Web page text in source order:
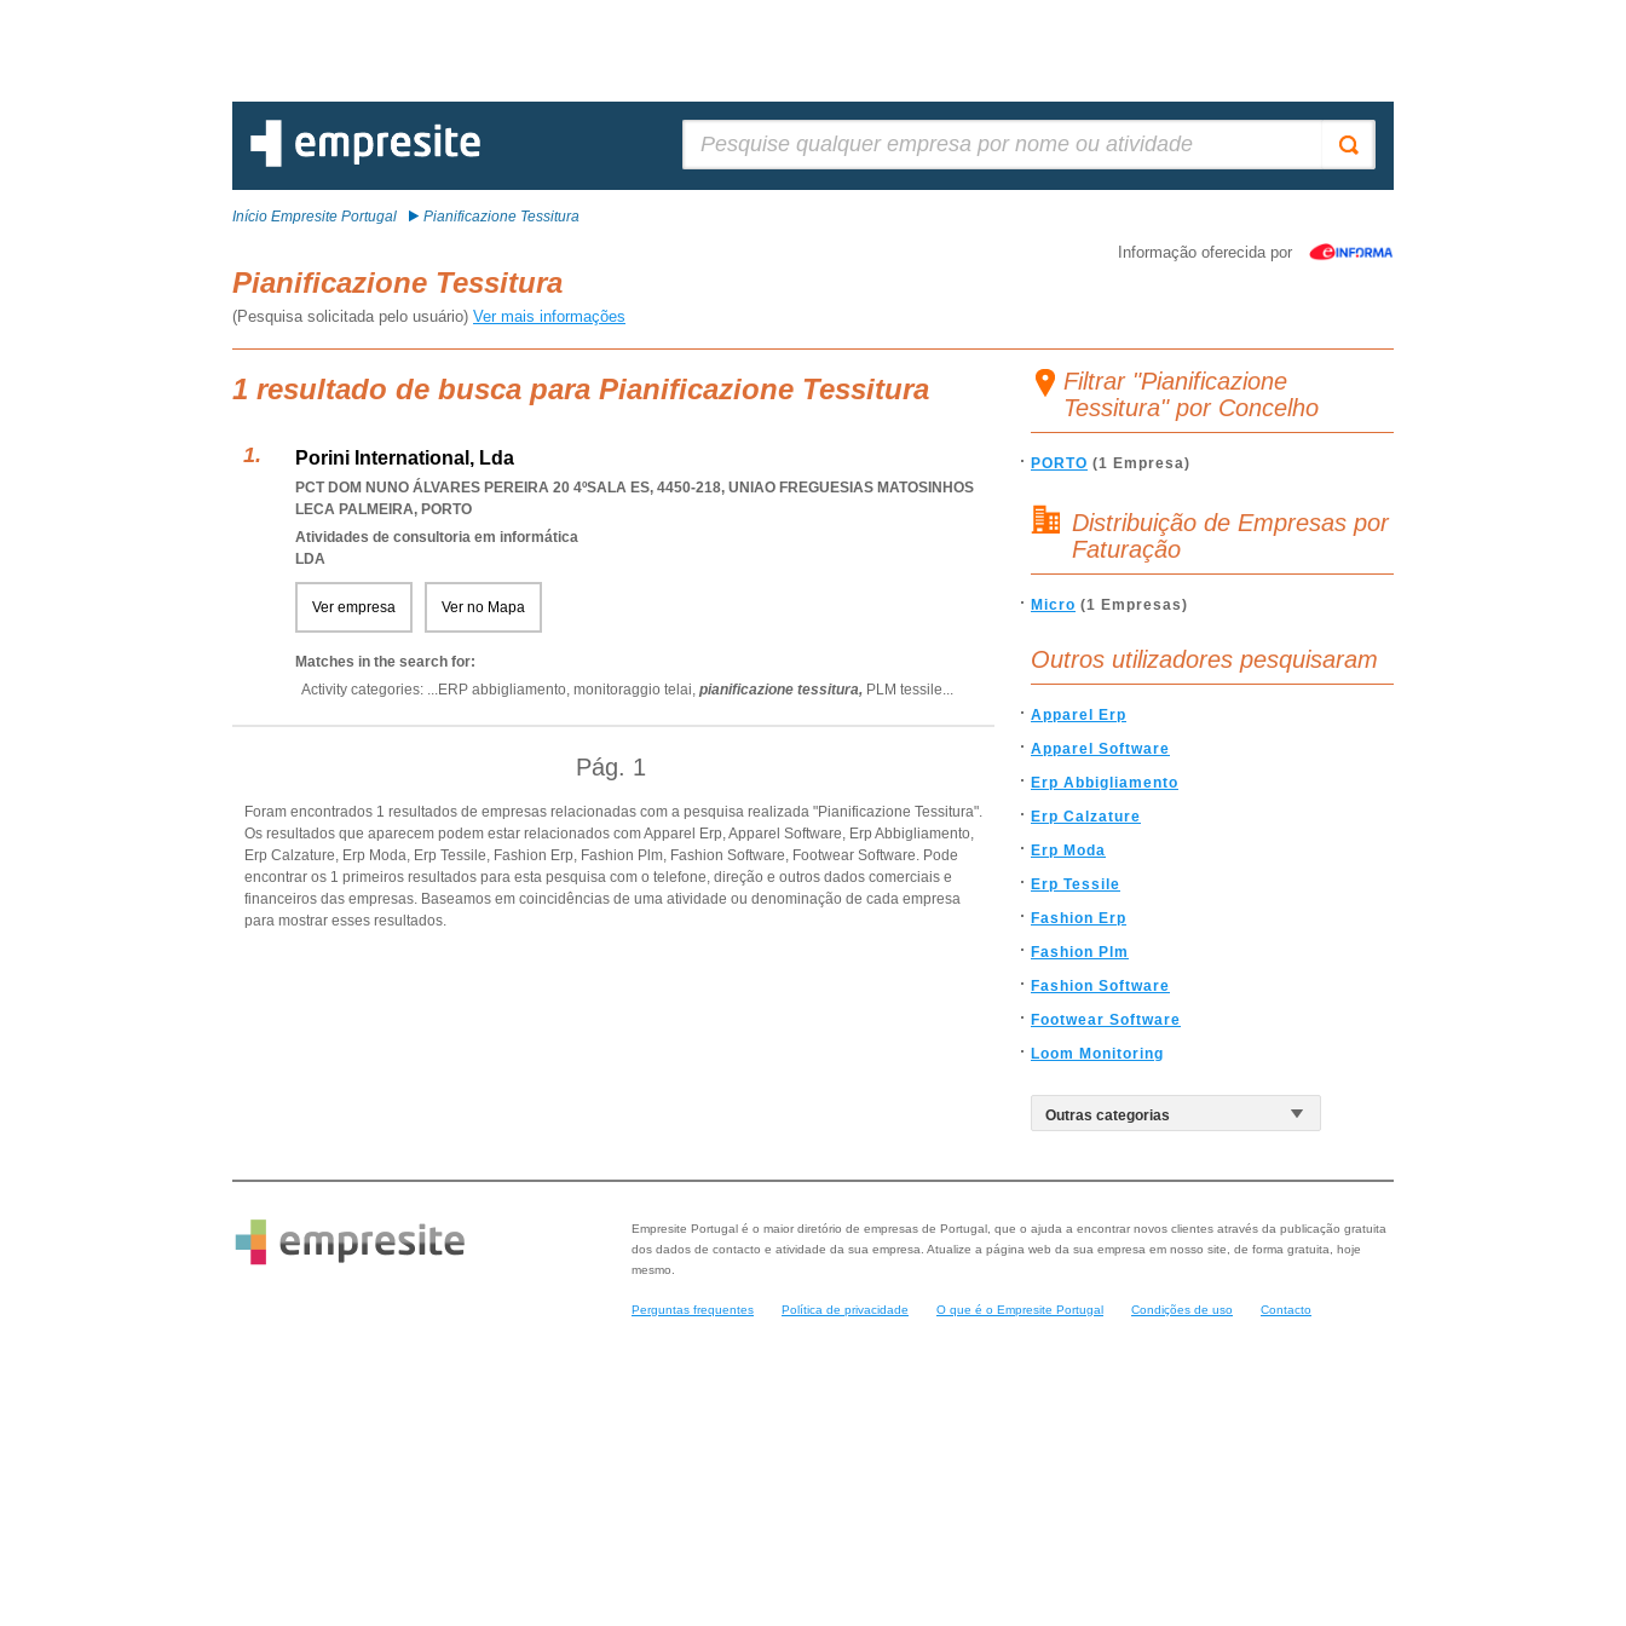
Início Empresite Portugal Pianificazione Tessitura
Informação oferecida por
Pianificazione Tessitura
(Pesquisa solicitada pelo usuário) Ver mais informações
1 resultado de busca para Pianificazione Tessitura
Porini International, Lda
PCT DOM NUNO ÁLVARES PEREIRA 20 4ºSALA ES, 4450-218, UNIAO FREGUESIAS MATOSINHOS
LECA PALMEIRA, PORTO
Atividades de consultoria em informática
LDA
Ver empresa Ver no Mapa
Matches in the search for:
Activity categories: ...ERP abbigliamento, monitoraggio telai, pianificazione tessitura, PLM tessile...
Pág. 1
Foram encontrados 1 resultados de empresas relacionadas com a pesquisa realizada "Pianificazione Tessitura".
Os resultados que aparecem podem estar relacionados com Apparel Erp, Apparel Software, Erp Abbigliamento,
Erp Calzature, Erp Moda, Erp Tessile, Fashion Erp, Fashion Plm, Fashion Software, Footwear Software. Pode
encontrar os 1 primeiros resultados para esta pesquisa com o telefone, direção e outros dados comerciais e
financeiros das empresas. Baseamos em coincidências de uma atividade ou denominação de cada empresa
para mostrar esses resultados.
Filtrar "Pianificazione
Tessitura" por Concelho
PORTO (1 Empresa)
Distribuição de Empresas por
Faturação
Micro (1 Empresas)
Outros utilizadores pesquisaram
Apparel Erp
Apparel Software
Erp Abbigliamento
Erp Calzature
Erp Moda
Erp Tessile
Fashion Erp
Fashion Plm
Fashion Software
Footwear Software
Loom Monitoring
Empresite Portugal é o maior diretório de empresas de Portugal, que o ajuda a encontrar novos clientes através da publicação gratuita
dos dados de contacto e atividade da sua empresa. Atualize a página web da sua empresa em nosso site, de forma gratuita, hoje
mesmo.
Perguntas frequentes Política de privacidade O que é o Empresite Portugal Condições de uso Contacto